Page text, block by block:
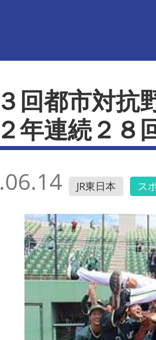
回都市対
年連続２８
JR東日本 ス